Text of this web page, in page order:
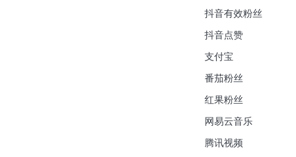
抖音有效粉丝
抖音点赞
支付宝
番茄粉丝
红果粉丝
网易云音乐
腾讯视频